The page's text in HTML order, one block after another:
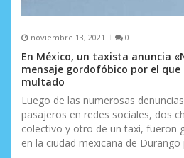
noviembre 13, 2021 0
En México, un taxista anuncia
mensaje gordofóbico por el
multado
Luego de las numerosas
pasajeros en redes sociales, dos
colectivo y otro de un taxi, fueron
en la ciudad mexicana de Durango